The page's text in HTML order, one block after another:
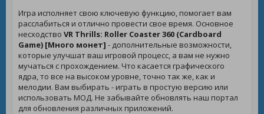
Игра исполняет свою ключевую функцию, помогает вам
расслабиться и отлично провести свое время. Основное
несходство VR Thrills: Roller Coaster 360 (Cardboard
Game) [Много монет] - дополнительные возможности,
которые улучшат ваш игровой процесс, а вам не нужно
мучаться с прохождением. Что касается графического
ядра, то все на высоком уровне, точно так же, как и
мелодии. Вам выбирать - играть в простую версию или
использовать МОД. Не забывайте обновлять наш портал
для обновления различных приложений.